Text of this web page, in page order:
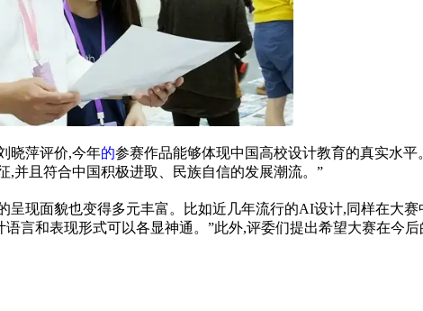
晓萍评价,今年的参赛作品能够体现中国高校设计教育的真实水
,并且符合中国积极进取、民族自信的发展潮流。”
现面貌也变得多元丰富。比如近几年流行的AI设计,同样在大赛
言和表现形式可以各显神通。”此外,评委们提出希望大赛在今